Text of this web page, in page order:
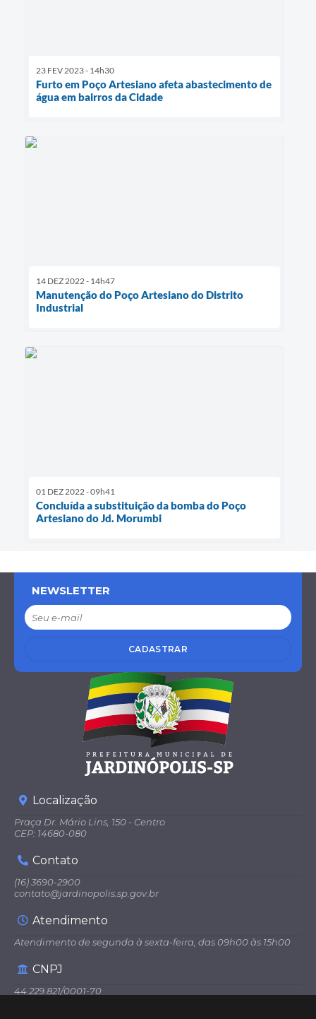
23 FEV 2023 - 14h30
Furto em Poço Artesiano afeta abastecimento de
água em bairros da Cidade
14 DEZ 2022 - 14h47
Manutenção do Poço Artesiano do Distrito
Industrial
01 DEZ 2022 - 09h41
Concluída a substituição da bomba do Poço
Artesiano do Jd. Morumbi
NEWSLETTER
CADASTRAR
Localização
Praça Dr. Mário Lins, 150 - Centro
CEP: 14680-080
Contato
(16) 3690-2900
contato@jardinopolis.sp.gov.br
Atendimento
Atendimento de segunda à sexta-feira, das 09h00 às 15h00
CNPJ
44.229.821/0001-70